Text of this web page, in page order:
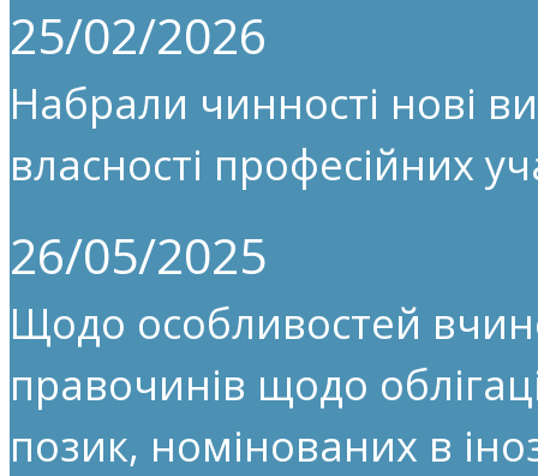
25/02/2026
Набрали чинності нові
власності професійних
26/05/2025
Щодо особливостей
правочинів щодо
позик, номінованих в